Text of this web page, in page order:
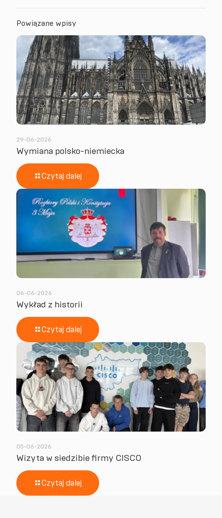
Powiązane wpisy
29-06-2026
Wymiana polsko-niemiecka
Czytaj dalej
06-06-2026
Wykład z historii
Czytaj dalej
05-06-2026
Wizyta w siedzibie firmy CISCO
Czytaj dalej